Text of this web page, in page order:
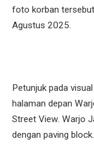
foto korban
Agustus 2025.
Petunjuk pada
halaman depan
Street View. Warjo
dengan paving block.